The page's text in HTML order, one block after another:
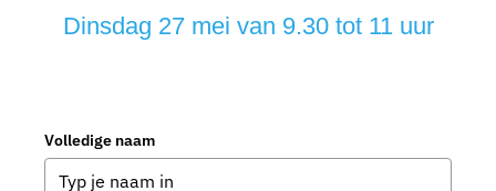
Dinsdag 27 mei van 9.30 tot 11 uur
Volledige naam